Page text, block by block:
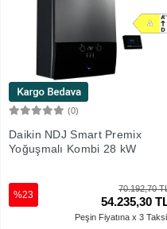
(0)
Daikin NDJ Smart Premix
Yoğuşmalı Kombi 28 kW
70.192,70
54.235,30
%23
Peşin Fiyatına x 3